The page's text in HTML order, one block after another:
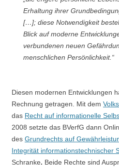
Erhaltung ihrer
[…]; diese Notwendigkeit
Blick auf moderne
verbundenen neuen
menschlichen Persönlichkeit.“
Diesen modernen Entwicklungen
Rechnung getragen. Mit dem
das Recht auf informationelle
2008 setzte das BVerfG dann
des Grundrechts auf
Integrität informationstechnischer
Schranke. Beide Rechte sind